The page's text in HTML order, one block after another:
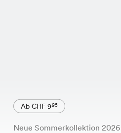
Ab CHF 995
Neue Sommerkollektion 2026